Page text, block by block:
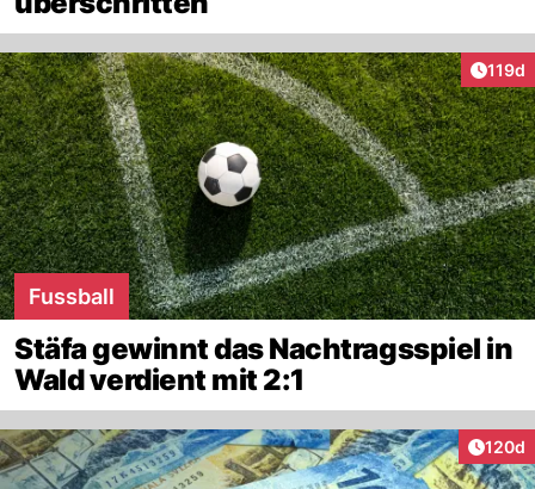
119d
Fussball
Stäfa gewinnt das Nachtragsspiel in
Wald verdient mit 2:1
120d